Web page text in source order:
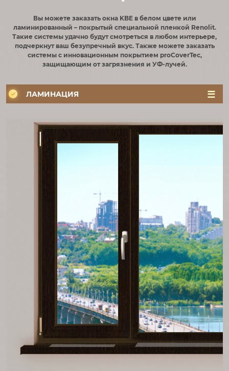
Вы можете заказать окна KBE в белом цвете или
ламинированный – покрытый специальной пленкой Renolit.
Такие системы удачно будут смотреться в любом интерьере,
подчеркнут ваш безупречный вкус. Также можете заказать
системы с инновационным покрытием proCoverTec,
защищающим от загрязнения и УФ-лучей.
ЛАМИНАЦИЯ
ЦВЕТ
РУЧКИ